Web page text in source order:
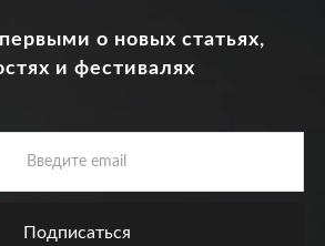
о новых статьях,
и фестивалях